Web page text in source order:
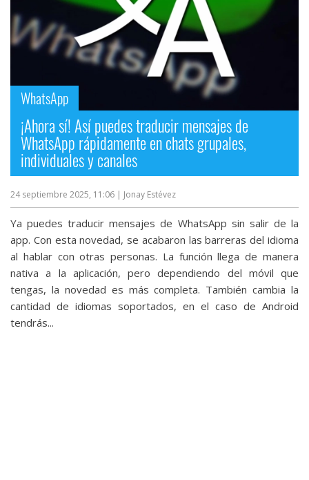
WhatsApp
¡Ahora sí! Así puedes traducir mensajes de
WhatsApp rápidamente en chats grupales,
individuales y canales
24 septiembre 2025, 11:06 | Jonay Estévez
Ya puedes traducir mensajes de WhatsApp sin salir de la
app. Con esta novedad, se acabaron las barreras del idioma
al hablar con otras personas. La función llega de manera
nativa a la aplicación, pero dependiendo del móvil que
tengas, la novedad es más completa. También cambia la
cantidad de idiomas soportados, en el caso de Android
tendrás...